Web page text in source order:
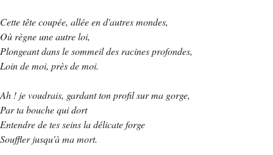
Cette tête coupée, allée en d'autres mondes,
Où règne une autre loi,
Plongeant dans le sommeil des racines profondes,
Loin de moi, près de moi.
Ah ! je voudrais, gardant ton profil sur ma gorge,
Par ta bouche qui dort
Entendre de tes seins la délicate forge
Souffler jusqu'à ma mort.